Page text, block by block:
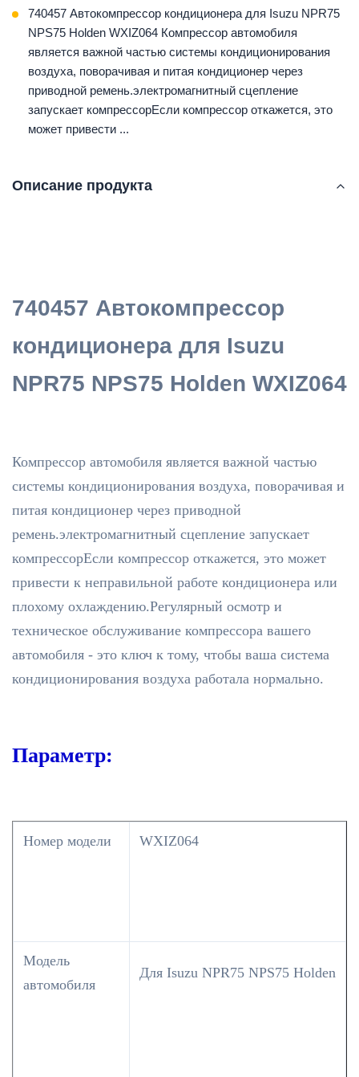
740457 Автокомпрессор кондиционера для Isuzu NPR75
NPS75 Holden WXIZ064 Компрессор автомобиля
является важной частью системы кондиционирования
воздуха, поворачивая и питая кондиционер через
приводной ремень.электромагнитный сцепление
запускает компрессорЕсли компрессор откажется, это
может привести ...
Описание продукта
740457 Автокомпрессор
кондиционера для Isuzu
NPR75 NPS75 Holden WXIZ064
Компрессор автомобиля является важной частью
системы кондиционирования воздуха, поворачивая и
питая кондиционер через приводной
ремень.электромагнитный сцепление запускает
компрессорЕсли компрессор откажется, это может
привести к неправильной работе кондиционера или
плохому охлаждению.Регулярный осмотр и
техническое обслуживание компрессора вашего
автомобиля - это ключ к тому, чтобы ваша система
кондиционирования воздуха работала нормально.
Параметр:
Номер модели WXIZ064
Модель
автомобиля
Для Isuzu NPR75 NPS75 Holden